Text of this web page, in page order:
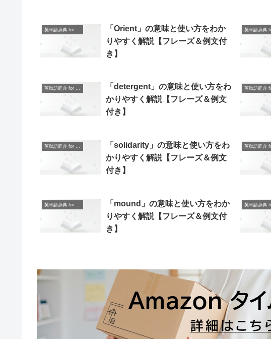
「Orient」の意味と使い方をわか
りやすく解説【フレーズ＆例文付
き】
「detergent」の意味と使い方をわ
かりやすく解説【フレーズ＆例文
付き】
英単語辞典 for Beginners
「solidarity」の意味と使い方をわ
かりやすく解説【フレーズ＆例文
付き】
英単語辞典 for Beginners
「mound」の意味と使い方をわか
りやすく解説【フレーズ＆例文付
き】